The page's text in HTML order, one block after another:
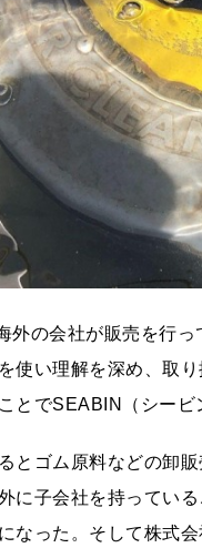
外の会社が販売を行
使い理解を深め、取
とでSEABIN（シー
とゴム原料などの卸
に子会社を持ってい
なった。そして株式